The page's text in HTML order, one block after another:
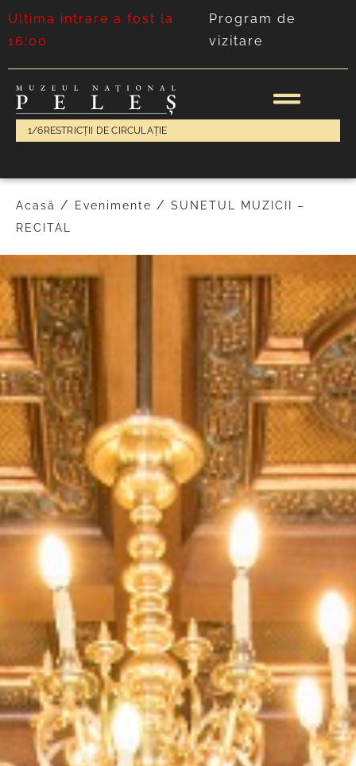
Ultima intrare a fost la
16:00
Program de
vizitare
1/6 RESTRICȚII DE CIRCULAȚIE
Acasă / Evenimente / SUNETUL MUZICII –
RECITAL